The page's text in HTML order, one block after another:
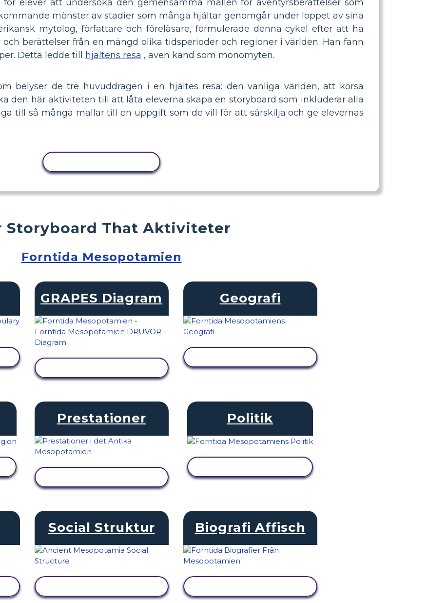
elever att undersöka den gemensamma mallen för äventyrsberättelser som
mönster av stadier som många hjältar genomgår under loppet av sina
mytolog, författare och föreläsare, formulerade denna cykel efter att ha
berättelser från en mängd olika tidsperioder och regioner i världen. Han fann
Detta ledde till hjältens resa , även känd som monomyten.
belyser de tre huvuddragen i en hjältes resa: den vanliga världen, att korsa
den här aktiviteten till att låta eleverna skapa en storyboard som inkluderar alla
till så många mallar till en uppgift som de vill för att särskilja och ge elevernas
Storyboard That Aktiviteter
Forntida Mesopotamien
GRAPES Diagram Geografi
Prestationer Politik
Social Struktur Biografi Affisch